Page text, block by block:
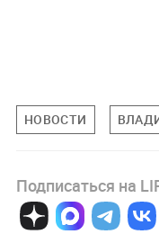
НОВОСТИ
Подписаться на